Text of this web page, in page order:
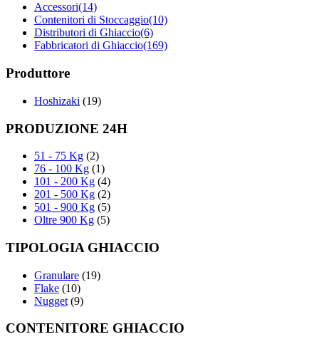
Accessori(14)
Contenitori di Stoccaggio(10)
Distributori di Ghiaccio(6)
Fabbricatori di Ghiaccio(169)
Produttore
Hoshizaki (19)
PRODUZIONE 24H
51 - 75 Kg (2)
76 - 100 Kg (1)
101 - 200 Kg (4)
201 - 500 Kg (2)
501 - 900 Kg (5)
Oltre 900 Kg (5)
TIPOLOGIA GHIACCIO
Granulare (19)
Flake (10)
Nugget (9)
CONTENITORE GHIACCIO